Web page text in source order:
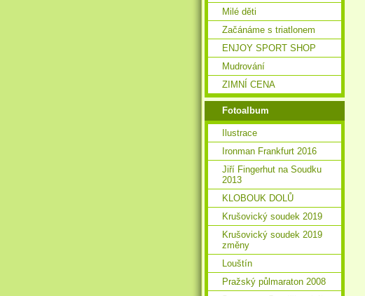
Milé děti
Začánáme s triatlonem
ENJOY SPORT SHOP
Mudrování
ZIMNÍ CENA
Fotoalbum
Ilustrace
Ironman Frankfurt 2016
Jiří Fingerhut na Soudku
2013
KLOBOUK DOLŮ
Krušovický soudek 2019
Krušovický soudek 2019
změny
Louštín
Pražský půlmaraton 2008